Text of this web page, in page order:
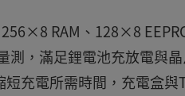
RAM、128×8
，滿足鋰電池充放電與
充電所需時間，充電盒